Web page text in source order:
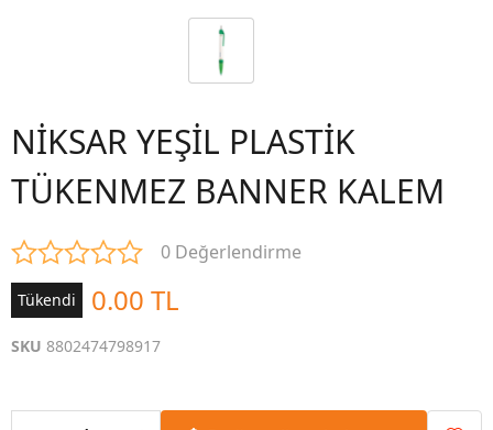
NİKSAR YEŞİL PLASTİK
TÜKENMEZ BANNER KALEM
0 Değerlendirme
Tükendi 0.00 TL
SKU 8802474798917